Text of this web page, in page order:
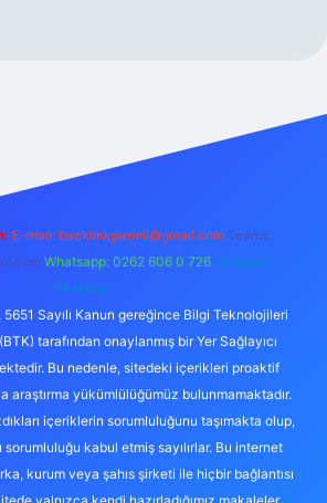
E-mail: backlinkpaneli@gmail.com Teams:
Whatsapp: 0262 606 0 726 Telegram:
@karabul
Sayılı Kanun gereğince Bilgi Teknolojileri
tarafından onaylanmış bir Yer Sağlayıcı
Bu nedenle, sitedeki içerikleri proaktif
araştırma yükümlülüğümüz bulunmamaktadır.
içeriklerin sorumluluğunu taşımakta olup,
kabul etmiş sayılırlar. Bu internet
kurum veya şahıs şirketi ile hiçbir bağlantısı